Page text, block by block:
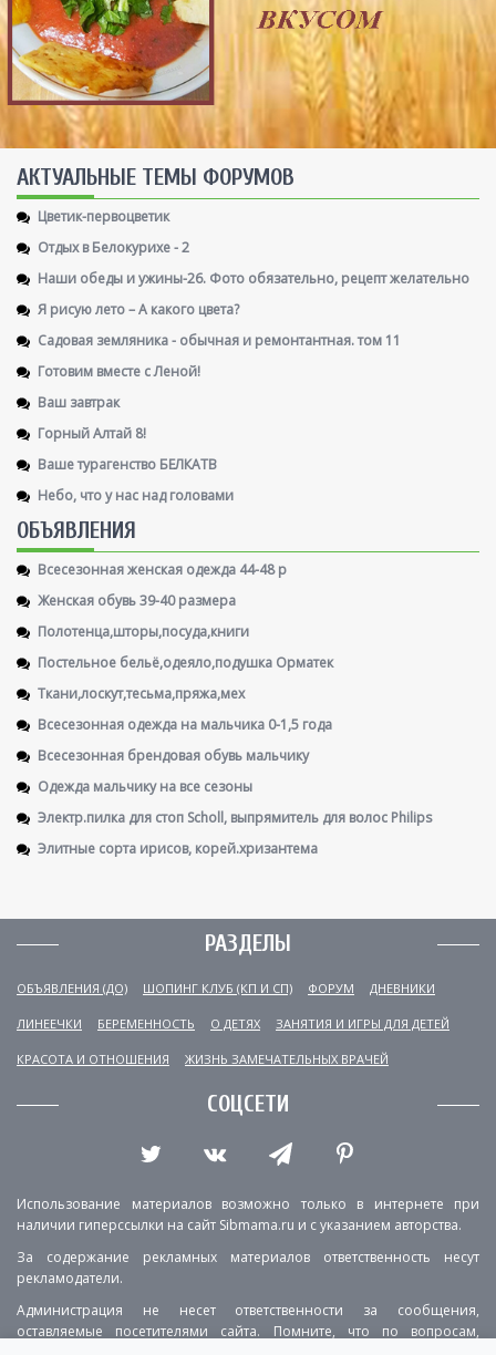
AКТУАЛЬНЫЕ ТЕМЫ ФОРУМОВ
Цветик-первоцветик
Отдых в Белокурихе - 2
Наши обеды и ужины-26. Фото обязательно, рецепт желательно
Я рисую лето – А какого цвета?
Садовая земляника - обычная и ремонтантная. том 11
Готовим вместе с Леной!
Ваш завтрак
Горный Алтай 8!
Ваше турагенство БЕЛКАТВ
Небо, что у нас над головами
ОБЪЯВЛЕНИЯ
Всесезонная женская одежда 44-48 р
Женская обувь 39-40 размера
Полотенца,шторы,посуда,книги
Постельное бельё,одеяло,подушка Орматек
Ткани,лоскут,тесьма,пряжа,мех
Всесезонная одежда на мальчика 0-1,5 года
Всесезонная брендовая обувь мальчику
Одежда мальчику на все сезоны
Электр.пилка для стоп Scholl, выпрямитель для волос Philips
Элитные сорта ирисов, корей.хризантема
РАЗДЕЛЫ
ОБЪЯВЛЕНИЯ (ДО) ШОПИНГ КЛУБ (КП И СП) ФОРУМ ДНЕВНИКИ
ЛИНЕЕЧКИ БЕРЕМЕННОСТЬ О ДЕТЯХ ЗАНЯТИЯ И ИГРЫ ДЛЯ ДЕТЕЙ
КРАСОТА И ОТНОШЕНИЯ ЖИЗНЬ ЗАМЕЧАТЕЛЬНЫХ ВРАЧЕЙ
СОЦСЕТИ
Использование материалов возможно только в интернете при
наличии гиперссылки на сайт Sibmama.ru и с указанием авторства.
За содержание рекламных материалов ответственность несут
рекламодатели.
Администрация не несет ответственности за сообщения,
оставляемые посетителями сайта. Помните, что по вопросам,